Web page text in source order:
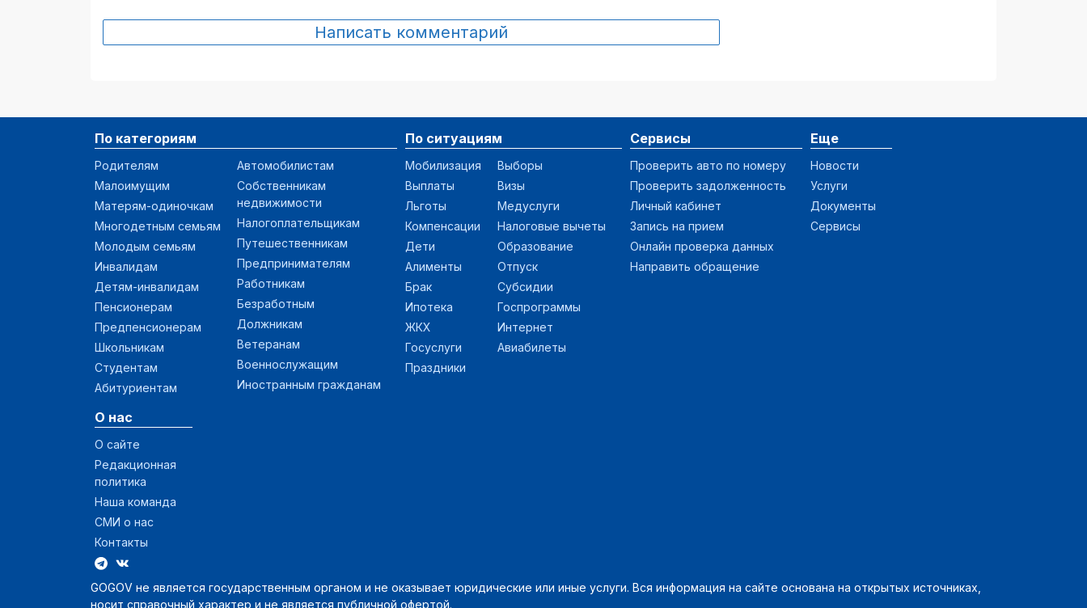
Написать комментарий
По категориям
Родителям
Малоимущим
Матерям-одиночкам
Многодетным семьям
Молодым семьям
Инвалидам
Детям-инвалидам
Пенсионерам
Предпенсионерам
Школьникам
Студентам
Абитуриентам
Автомобилистам
Собственникам
недвижимости
Налогоплательщикам
Путешественникам
Предпринимателям
Работникам
Безработным
Должникам
Ветеранам
Военнослужащим
Иностранным гражданам
По ситуациям
Мобилизация
Выплаты
Льготы
Компенсации
Дети
Алименты
Брак
Ипотека
ЖКХ
Госуслуги
Праздники
Выборы
Визы
Медуслуги
Налоговые вычеты
Образование
Отпуск
Субсидии
Госпрограммы
Интернет
Авиабилеты
Сервисы
Проверить авто по номеру
Проверить задолженность
Личный кабинет
Запись на прием
Онлайн проверка данных
Направить обращение
Еще
Новости
Услуги
Документы
Сервисы
О нас
О сайте
Редакционная
политика
Наша команда
СМИ о нас
Контакты
GOGOV не является государственным органом и не оказывает юридические или иные услуги. Вся информация на сайте основана на открытых источниках,
носит справочный характер и не является публичной офертой.